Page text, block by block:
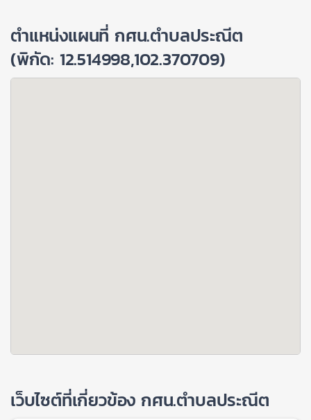
ตำแหน่งแผนที่ กศน.ตำบลประณีต
(พิกัด: 12.514998,102.370709)
เว็บไซต์ที่เกี่ยวข้อง กศน.ตำบลประณีต